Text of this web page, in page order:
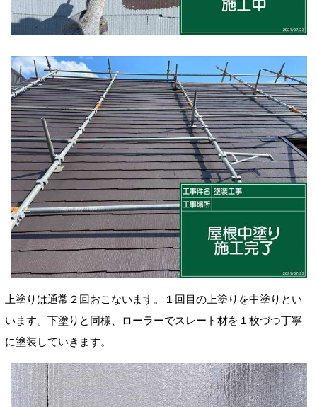
上塗りは通常 ２回おこないます。１回目の上塗りを中塗りとい
います。下塗りと同様、ローラーでスレート材を１枚づつ丁寧
に塗装していきます。